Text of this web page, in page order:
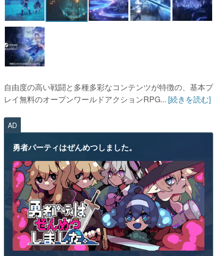
女性向け
アプリレビュー
その他
運営：株式会社マレ
自由度の高い戦闘と多種多彩なコンテンツが特徴の、基本プ
レイ無料のオープンワールドアクションRPG... [続きを読む]
AD
勇者パーティはぜんめつしました。